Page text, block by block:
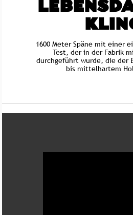
1600 Meter Späne mit einer
Test, der in der Fabrik
durchgeführt wurde, die der
bis mittelhartem